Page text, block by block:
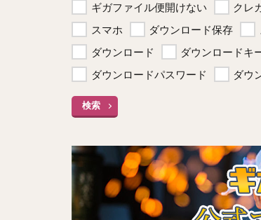
ギガファイル便開けない
クレ
スマホ
ダウンロード保存
ダウンロード
ダウンロードキ
ダウンロードパスワード
ダウ
検索